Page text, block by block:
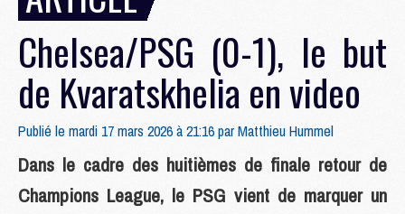
Chelsea/PSG (0-1), le but
de Kvaratskhelia en video
Publié le mardi 17 mars 2026 à 21:16 parMatthieu Hummel
Dans le cadre des huitièmes de finale retour de
Champions League, le PSG vient de marquer un